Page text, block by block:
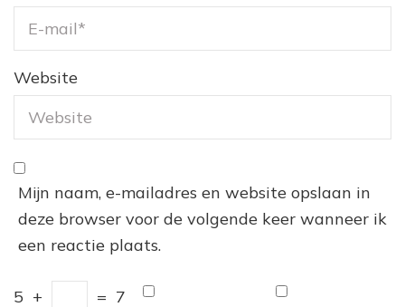
Website
Mijn naam, e-mailadres en website opslaan in
deze browser voor de volgende keer wanneer ik
een reactie plaats.
5 + = 7